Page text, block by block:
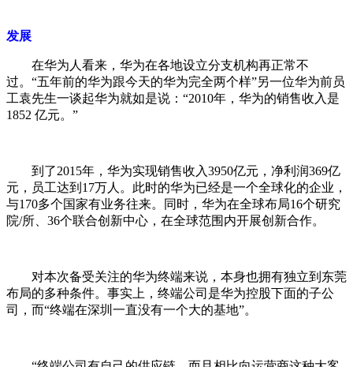
发展
在华为人看来，华为在各地设立分支机构再正常不
过。“五年前的华为跟今天的华为完全两个样”另一位华为前员
工袁先生一谈起华为就如是说：“2010年，华为的销售收入是
1852 亿元。”
到了2015年，华为实现销售收入3950亿元，净利润369亿
元，员工达到17万人。此时的华为已经是一个全球化的企业，
与170多个国家有业务往来。同时，华为在全球布局16个研究
院/所、36个联合创新中心，在全球范围内开展创新合作。
对本次备受关注的华为终端来说，本身也拥有独立到东莞
布局的多种条件。事实上，终端公司是华为控股下面的子公
司，而“终端在深圳一直没有一个大的基地”。